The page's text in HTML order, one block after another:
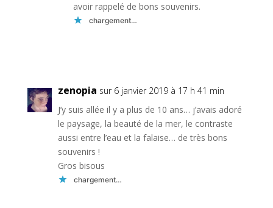
avoir rappelé de bons souvenirs.
chargement…
zenopia sur 6 janvier 2019 à 17 h 41 min
J’y suis allée il y a plus de 10 ans… j’avais adoré
le paysage, la beauté de la mer, le contraste
aussi entre l’eau et la falaise… de très bons
souvenirs !
Gros bisous
chargement…